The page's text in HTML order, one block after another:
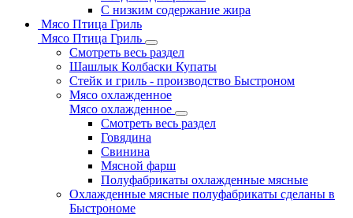
С низким содержание жира
Мясо Птица Гриль
Мясо Птица Гриль
Смотреть весь раздел
Шашлык Колбаски Купаты
Стейк и гриль - производство Быстроном
Мясо охлажденное
Мясо охлажденное
Смотреть весь раздел
Говядина
Свинина
Мясной фарш
Полуфабрикаты охлажденные мясные
Охлажденные мясные полуфабрикаты сделаны в
Быстрономе